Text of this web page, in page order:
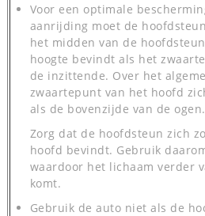
Voor een optimale
aanrijding moet de
het midden van de
hoogte bevindt als het
de inzittende. Over het
zwaartepunt van het hoofd
als de bovenzijde van de ogen.
Zorg dat de hoofdsteun zich
hoofd bevindt. Gebruik
waardoor het lichaam verder
komt.
Gebruik de auto niet als de